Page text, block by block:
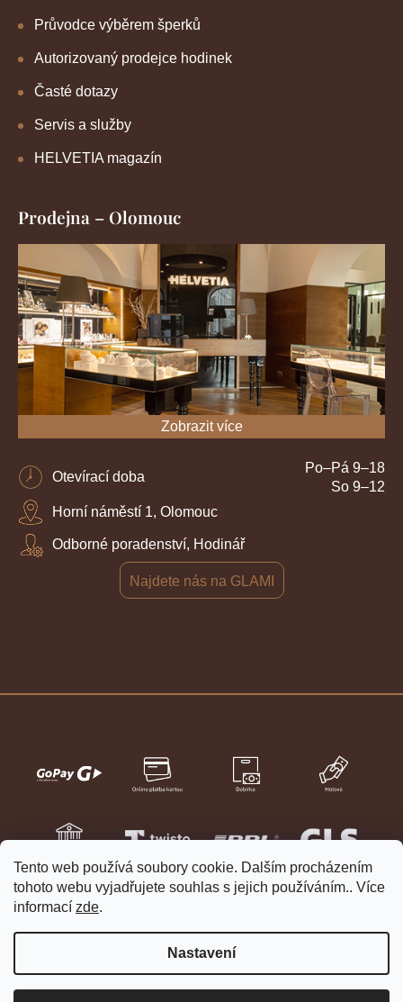
Tento web používá soubory cookie. Dalším procházením
tohoto webu vyjadřujete souhlas s jejich používáním.. Více
informací zde.
Nastavení
Průvodce výběrem šperků
Autorizovaný prodejce hodinek
Časté dotazy
Servis a služby
HELVETIA magazín
Prodejna – Olomouc
Zobrazit více
Otevírací doba
Po–Pá 9–18
So 9–12
Horní náměstí 1, Olomouc
Odborné poradenství, Hodinář
Najdete nás na GLAMI
Vytvořil Shoptet